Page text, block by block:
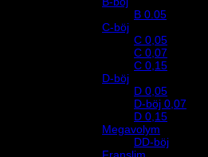
B 0.05
C-böj
C 0,05
C 0,07
C 0,15
D-böj
D 0,05
D-böj 0,07
D 0,15
Megavolym
DD-böj